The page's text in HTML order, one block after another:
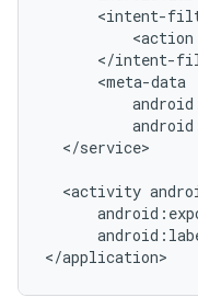
<action
</service>
<activity
</application>